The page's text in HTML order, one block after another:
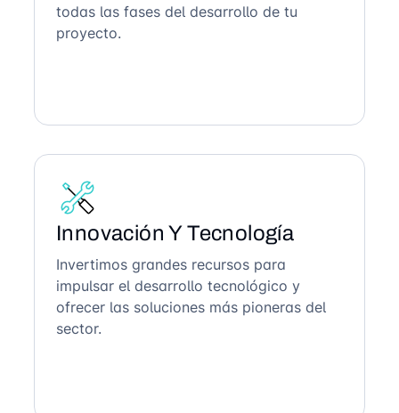
todas las fases del desarrollo de tu
proyecto.
Innovación Y Tecnología
Invertimos grandes recursos para
impulsar el desarrollo tecnológico y
ofrecer las soluciones más pioneras del
sector.